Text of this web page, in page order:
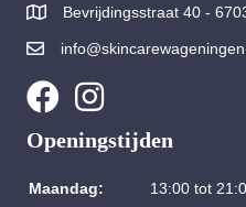
Bevrijdingsstraat 40 -
Openingstijden
Maandag:
13:00 tot